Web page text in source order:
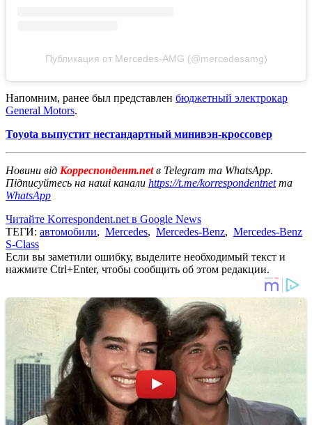
Публикация от Mercedes-AMG (@mercedesamg)
Напомним, ранее был представлен бюджетный электрокар
General Motors.
Toyota выпустит нестандартный минивэн-кроссовер
Новини від Корреспондент.netв Telegram та WhatsApp.
Підписуйтесь на наші канали https://t.me/korrespondentnetта
WhatsApp
Читайте Korrespondent.net в Google News
ТЕГИ: автомобили, Mercedes, Mercedes-Benz, Mercedes-Benz
S-Class
Если вы заметили ошибку, выделите необходимый текст и
нажмите Ctrl+Enter, чтобы сообщить об этом редакции.